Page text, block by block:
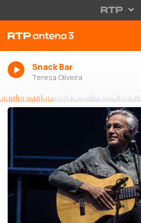
Snack Bar
Teresa Oliveira